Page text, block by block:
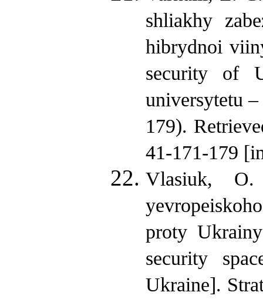
shliakhy
hibrydnoi
security of
universytetu
179).
41-171-179
Vlasiuk, O.
proty
security
Ukraine].